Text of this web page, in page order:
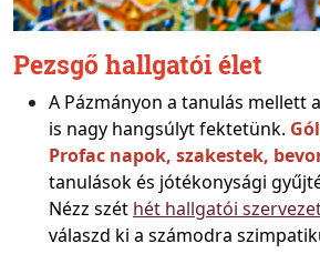
Pezsgő hallgatói élet
A Pázmányon a tanulás mellett
is nagy hangsúlyt fektetünk.
Profac napok, szakestek,
tanulások és jótékonysági
Nézz szét hét hallgatói
válaszd ki a számodra